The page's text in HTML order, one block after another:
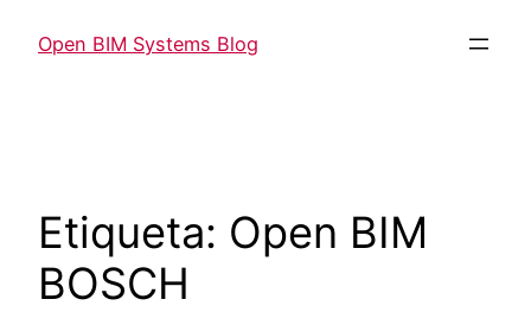
Open BIM Systems Blog
Etiqueta: Open BIM
BOSCH